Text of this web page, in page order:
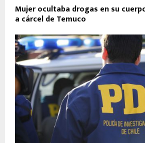
Mujer ocultaba drogas en su
a cárcel de Temuco